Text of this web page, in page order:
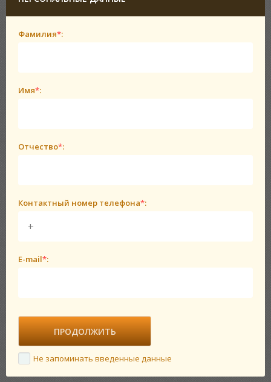
Фамилия*:
Имя*:
Отчество*:
Контактный номер телефона*:
E-mail*:
Не запоминать введенные данные